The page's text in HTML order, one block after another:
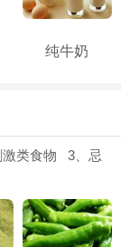
纯牛奶
激类食物 3、忌